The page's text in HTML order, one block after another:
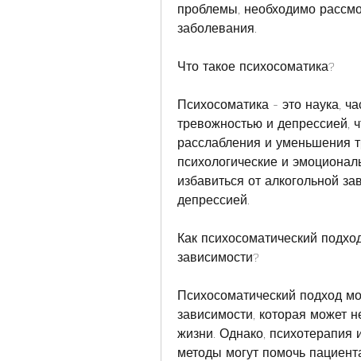
проблемы, необходимо
заболевания.
Что такое психосоматика?
Психосоматика - это наука,
тревожностью и депрессией,
расслабления и уменьшения
психологические и
избавиться от алкогольной
депрессией.
Как психосоматический
зависимости?
Психосоматический подход
зависимости, которая может
жизни. Однако, психотерапия
методы могут помочь